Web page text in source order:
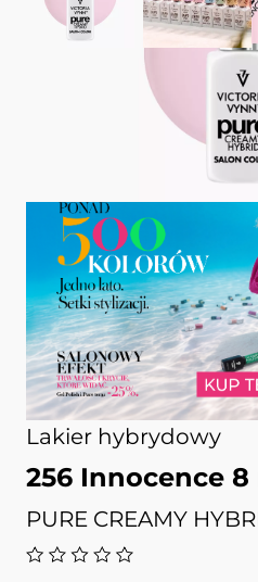
Lakier hybrydowy
256 Innocence 8
PURE CREAMY